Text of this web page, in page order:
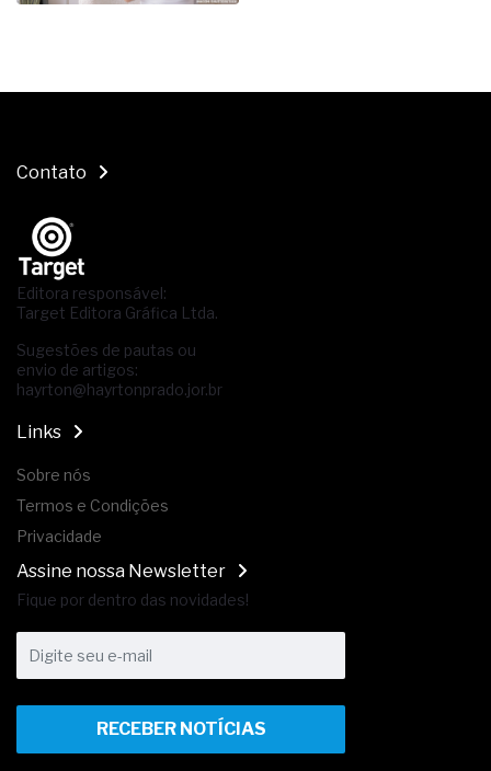
Contato
Editora responsável:
Target Editora Gráfica Ltda.
Sugestões de pautas ou
envio de artigos:
hayrton@hayrtonprado.jor.br
Links
Sobre nós
Termos e Condições
Privacidade
Assine nossa Newsletter
Fique por dentro das novidades!
RECEBER NOTÍCIAS